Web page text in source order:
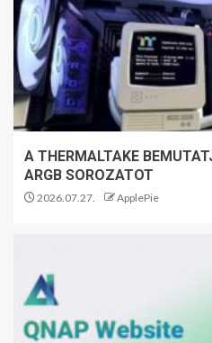
A THERMALTAKE
ARGB SOROZATOT
2026.07.27. ApplePie